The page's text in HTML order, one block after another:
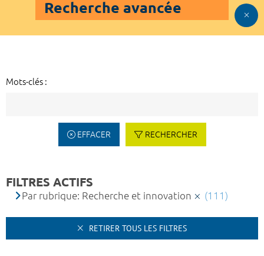
Recherche avancée
Mots-clés :
EFFACER RECHERCHER
FILTRES ACTIFS
Par rubrique: Recherche et innovation (111)
RETIRER TOUS LES FILTRES